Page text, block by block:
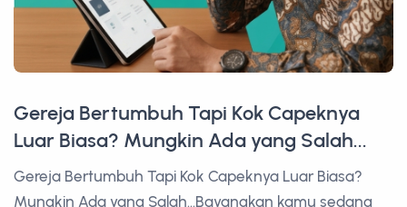
Gereja Bertumbuh Tapi Kok Capeknya
Luar Biasa? Mungkin Ada yang Salah...
Gereja Bertumbuh Tapi Kok Capeknya Luar Biasa?
Mungkin Ada yang Salah...Bayangkan kamu sedang